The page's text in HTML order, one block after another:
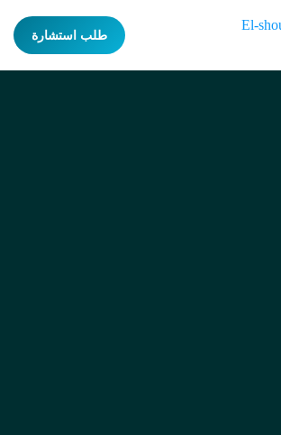
طلب استشارة